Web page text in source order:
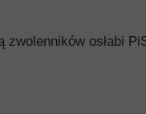
zwolenników osłabi